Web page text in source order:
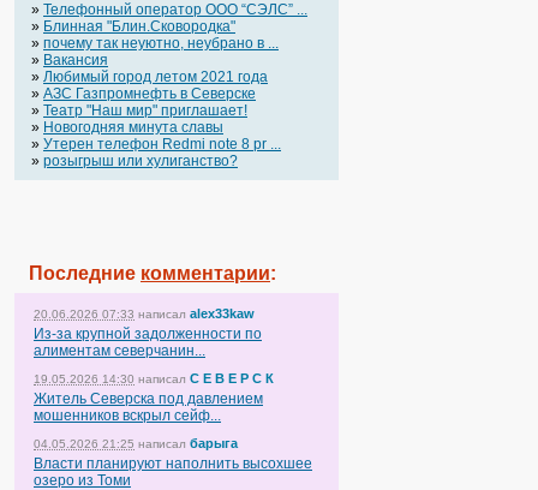
» Телефонный оператор OOO “СЭЛС” ...
» Блинная "Блин.Сковородка"
» почему так неуютно, неубрано в ...
» Вакансия
» Любимый город летом 2021 года
» АЗС Газпромнефть в Северске
» Театр "Наш мир" приглашает!
» Новогодняя минута славы
» Утерен телефон Redmi note 8 pr ...
» розыгрыш или хулиганство?
Последние комментарии:
20.06.2026 07:33 написал alex33kaw
Из-за крупной задолженности по
алиментам северчанин...
19.05.2026 14:30 написал С Е В Е Р С К
Житель Северска под давлением
мошенников вскрыл сейф...
04.05.2026 21:25 написал барыга
Власти планируют наполнить высохшее
озеро из Томи